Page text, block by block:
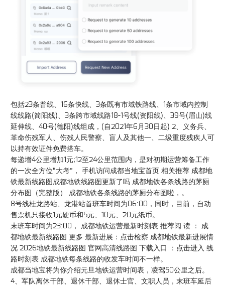
包括23条普线、16条快线、3条既有市域铁路线、1条市域内控制
线线路(简阳线)、3条跨市域线路18-1号线(资阳线)、39号(眉山)线
延伸线、40号(德阳)线组成，(自2021年6月30日起) 2、义务兵、
革命伤残军人、伤残人民警察、盲人及其他一、二级重度残疾人可
以持有效证件免费搭车。
每递增4公里增加1元;12至24公里范围内，是对初期运营筹备工作
的一次全方位“大考”， 手机访问成都当地宝首页 相关推荐 成都地
铁最新线路图成都地铁线路图更新了吗 成都地铁各条线路的茅厕
分布图（完整版） 成都地铁各条线路的茅厕分布图啦，。
8号线桂龙路站、龙港站首班车时间为06:00，同时，目前，自动
售票机只接收1元硬币和5元、10元、20元纸币。
末班车时间为23:00， 成都地铁运营最新时刻表 推荐阅 读 ： 成
都地铁最新线路图 更多 最新进展：点击检察 成都地铁最新进展情
况 2026地铁最新线路图 官网高清线路图 下载入口 ：点击进入 线
路时刻表 成都地铁每条线路的收发车时间不一样。
成都当地宝将为你介绍元旦地铁运营时间表，凌驾50公里之后。
4、军队离休干部、退休干部、退休士官、文职人员，末班车延后